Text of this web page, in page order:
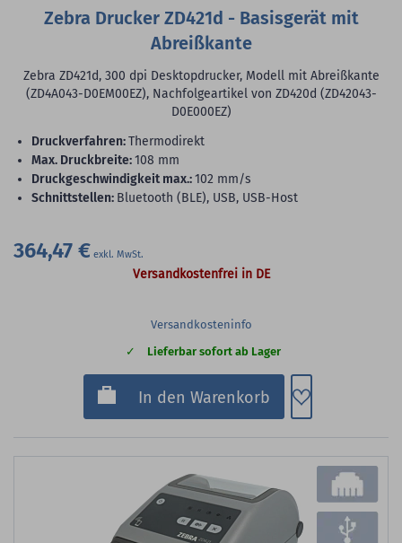
Zebra Drucker ZD421d - Basisgerät mit
Abreißkante
Zebra ZD421d, 300 dpi Desktopdrucker, Modell mit Abreißkante
(ZD4A043-D0EM00EZ), Nachfolgeartikel von ZD420d (ZD42043-
D0E000EZ)
Druckverfahren:Thermodirekt
max. Druckbreite:108 mm
Druckgeschwindigkeit max.:102 mm/s
Schnittstellen: Bluetooth (BLE), USB, USB-Host
364,47 €
Versandkostenfrei in DE
Versandkosteninfo
Lieferbar sofort ab Lager
In den Warenkorb Zum